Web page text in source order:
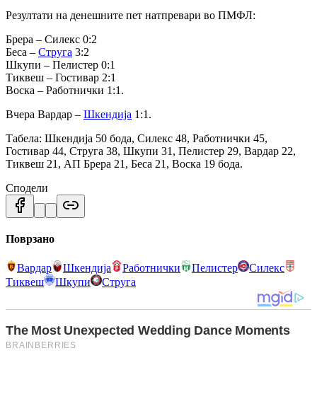
Резултати на денешните пет натпревари во ПМФЛ:
Брера – Силекс 0:2
Беса – Струга 3:2
Шкупи – Пелистер 0:1
Тиквеш – Гостивар 2:1
Воска – Работнички 1:1.
Вчера Вардар – Шкендија 1:1.
Табела: Шкендија 50 бода, Силекс 48, Работнички 45,
Гостивар 44, Струга 38, Шкупи 31, Пелистер 29, Вардар 22,
Тиквеш 21, АП Брера 21, Беса 21, Воска 19 бода.
Сподели
Поврзано
Вардар Шкендија Работнички Пелистер
Силекс
Тиквеш
Шкупи Струга